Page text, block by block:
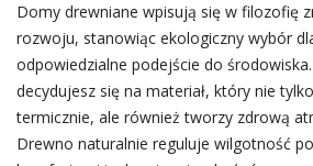
Domy drewniane wpisują się w filozofię
rozwoju, stanowiąc ekologiczny wybór
odpowiedzialne podejście do
decydujesz się na materiał, który nie
termicznie, ale również tworzy zdrową
Drewno naturalnie reguluje wilgotność